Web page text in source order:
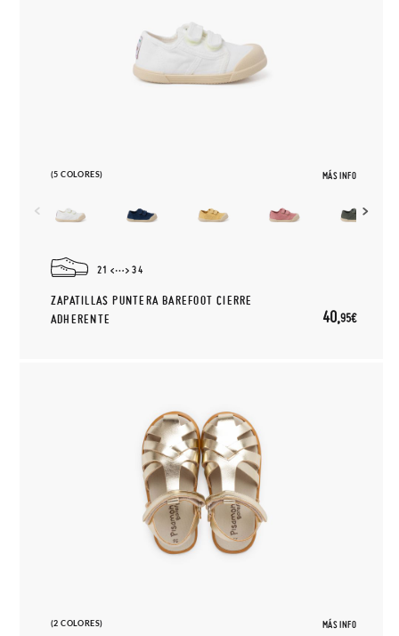
(5 COLORES) MÁS INFO
21 34
ZAPATILLAS PUNTERA BAREFOOT CIERRE
ADHERENTE
40,95€
(2 COLORES) MÁS INFO